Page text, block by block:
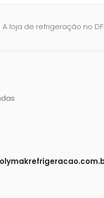
A loja de refrigeração no